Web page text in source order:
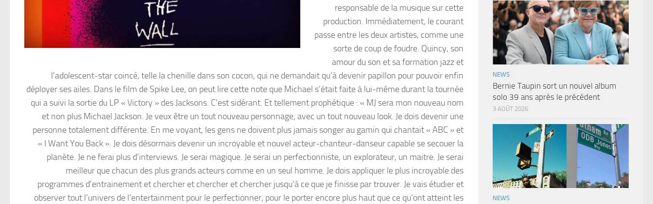
responsable de la musique sur cette
production. Immédiatement, le courant
passe entre les deux artistes, comme une
sorte de coup de foudre. Quincy, son
amour du son et sa formation jazz et
l’adolescent-star coincé, telle la chenille dans son cocon, qui ne demandait qu’à devenir papillon pour pouvoir enfin
déployer ses ailes. Dans le film de Spike Lee, on peut lire cette note que Michael s’était faite à lui-même durant la tournée
qui a suivi la sortie du LP « Victory » des Jacksons. C’est sidérant. Et tellement prophétique : « MJ sera mon nouveau nom
et non plus Michael Jackson. Je veux être un tout nouveau personnage, avec un tout nouveau look. Je dois devenir une
personne totalement différente. En me voyant, les gens ne doivent plus jamais songer au gamin qui chantait « ABC » et
« I Want You Back ». Je dois désormais devenir un incroyable et nouvel acteur-chanteur-danseur capable se secouer la
planète. Je ne ferai plus d’interviews. Je serai magique. Je serai un perfectionniste, un explorateur, un maitre. Je serai
meilleur que chacun des plus grands acteurs comme en un seul homme. Je dois appliquer le plus incroyable des
programmes d’entrainement et chercher et chercher et chercher jusqu’à ce que je finisse par trouver. Je vais étudier et
observer tout l’univers de l’entertainment pour le perfectionner, pour le porter encore plus haut que ce qu’ont atteint les
NEWS
Bernie Taupin sort un nouvel album
solo 39 ans après le précédent
3 AOÛT 2026
NEWS